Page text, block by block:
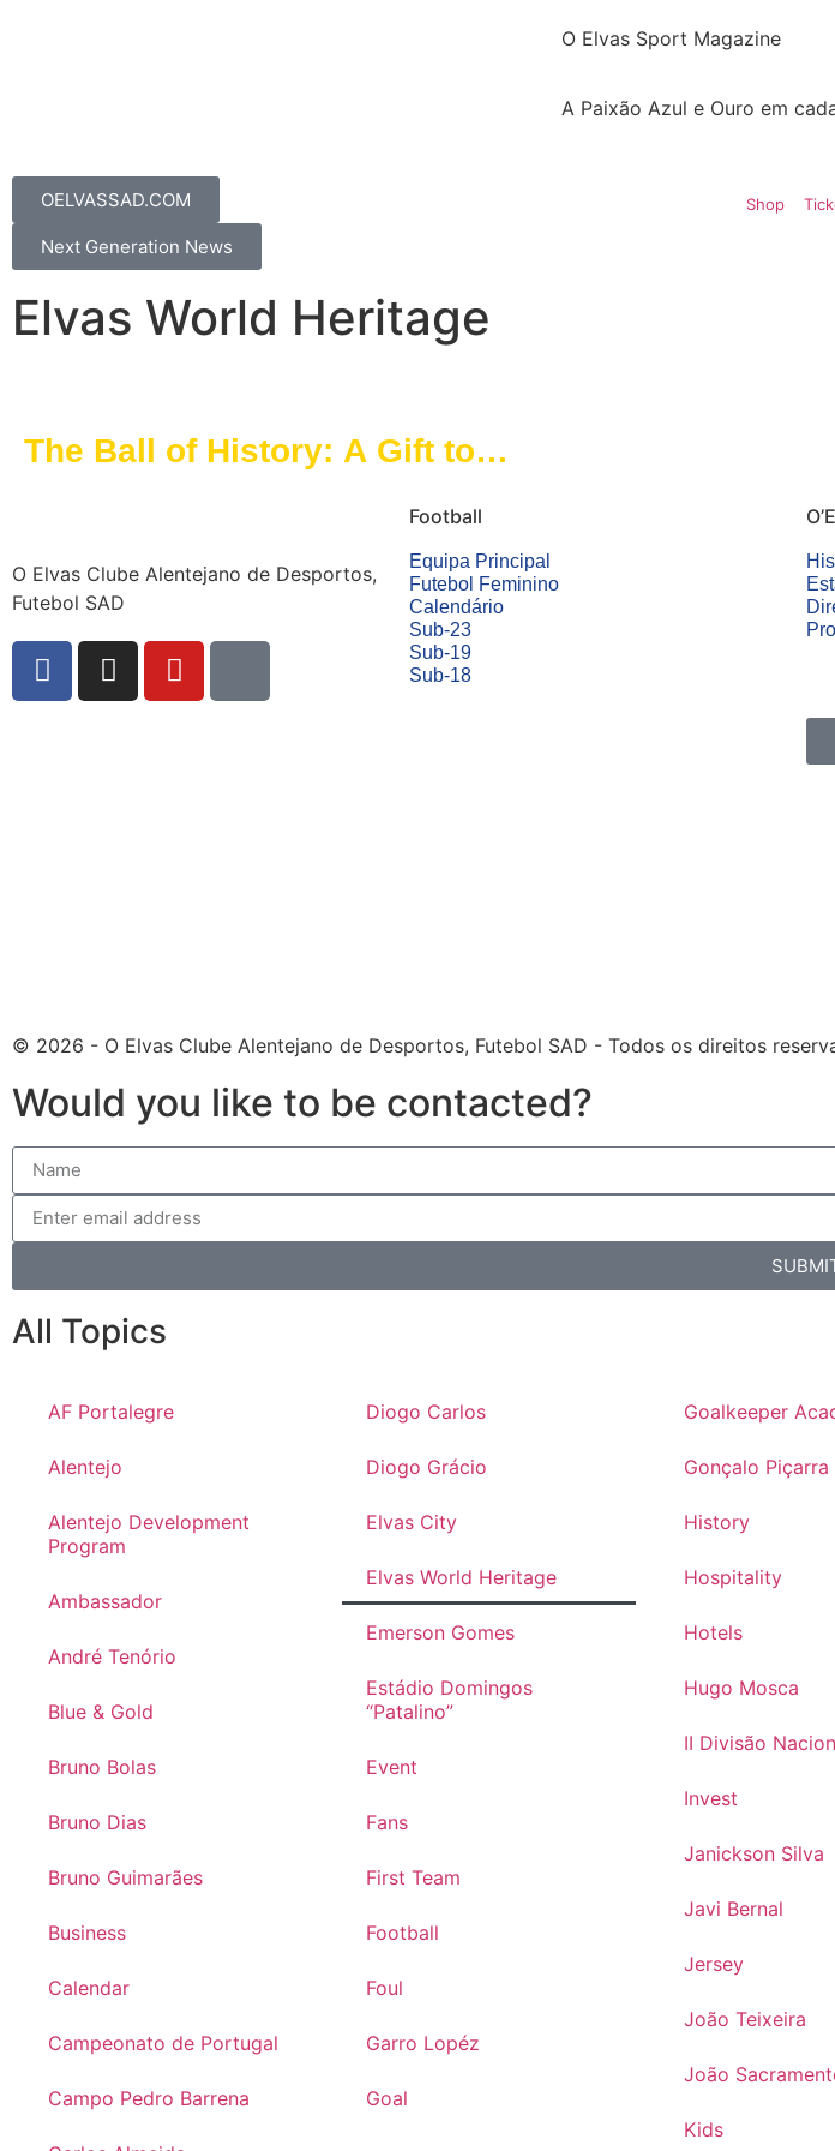
O Elvas Sport Magazine
A Paixão Azul e Ouro em
OELVASSAD.COM
Next Generation News
Shop
Elvas World Heritage
The Ball of History: A Gift to
O Elvas Clube Alentejano de Desportos,
Futebol SAD
Football
Equipa Principal
Futebol Feminino
Calendário
Sub-23
Sub-19
Sub-18
© 2026 - O Elvas Clube Alentejano de Desportos, Futebol SAD - Todos os direitos
Would you like to be contacted?
All Topics
AF Portalegre
Alentejo
Alentejo Development
Program
Ambassador
André Tenório
Blue & Gold
Bruno Bolas
Bruno Dias
Bruno Guimarães
Business
Calendar
Campeonato de Portugal
Campo Pedro Barrena
Diogo Carlos
Diogo Grácio
Elvas City
Elvas World Heritage
Emerson Gomes
Estádio Domingos
“Patalino”
Event
Fans
First Team
Football
Foul
Garro Lopéz
Goal
Goalkeeper
Gonçalo Piçarra
History
Hospitality
Hotels
Hugo Mosca
II Divisão
Invest
Janickson Silva
Javi Bernal
Jersey
João Teixeira
João
Kids